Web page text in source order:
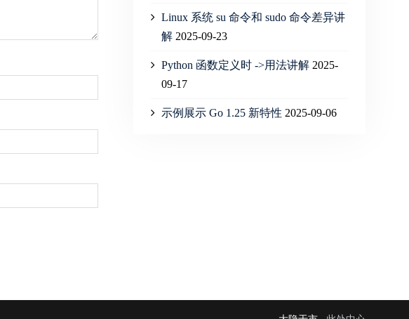
Linux 系统 su 命令和 sudo 命令差异讲
解 2025-09-23
Python 函数定义时 ->用法讲解 2025-
09-17
示例展示 Go 1.25 新特性 2025-09-06